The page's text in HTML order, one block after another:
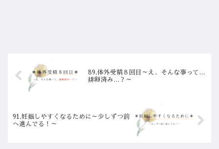
89.体外受精８回目～え、そんな事って…
排卵済み…？～
91.妊娠しやすくなるために～少しずつ前
へ進んでる！～